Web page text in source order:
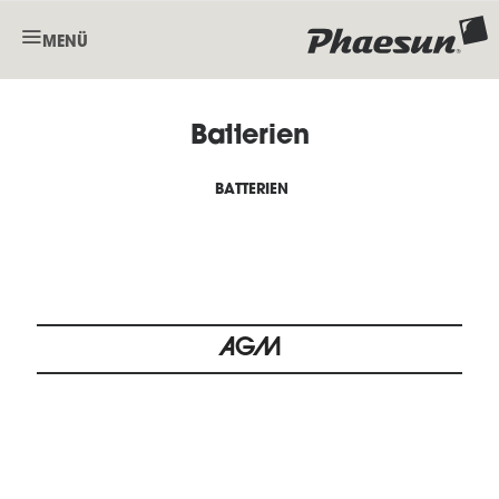
MENÜ
Batterien
BATTERIEN
AGM